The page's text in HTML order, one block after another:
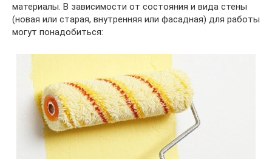
материалы. В зависимости от состояния и вида стены
(новая или старая, внутренняя или фасадная) для работы
могут понадобиться: